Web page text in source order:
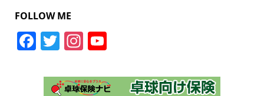
FOLLOW ME
Facebook
TwitterInstagram